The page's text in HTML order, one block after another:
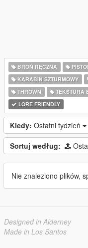
BROŃ RĘCZNA
KARABIN SZTURMOWY
THROWN
TEKSTURA
LORE FRIENDLY
Kiedy: Ostatni tydzień
Sortuj według:
Nie znaleziono plików,
Designed in Alderney
Made in Los Santos